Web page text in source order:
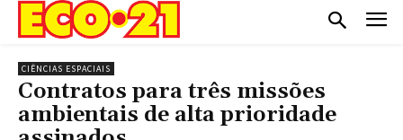
CIÊNCIAS ESPACIAIS
Contratos para três missões
ambientais de alta prioridade